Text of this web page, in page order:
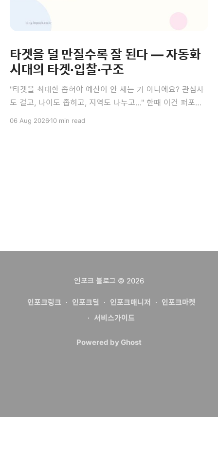
타겟을 덜 만질수록 잘 된다 — 자동화
시대의 타겟·입찰·구조
"타겟을 최대한 좁혀야 예산이 안 새는 거 아니에요? 관심사
도 걸고, 나이도 좁히고, 지역도 나누고…" 한때 이건 퍼포먼
06 Aug 2026 10 min read
인포크 블로그 © 2026
인포크링크 인포크딜 인포크매니저
인포크마켓
서비스가이드
Powered by Ghost